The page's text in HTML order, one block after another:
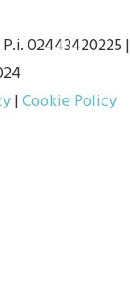
02443420225 |
|Cookie Policy